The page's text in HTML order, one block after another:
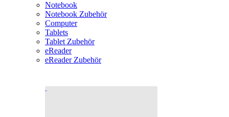
Notebook
Notebook Zubehör
Computer
Tablets
Tablet Zubehör
eReader
eReader Zubehör